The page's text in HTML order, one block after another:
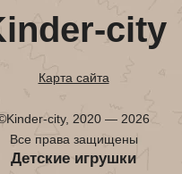
city
Карта сайта
city, 2020 — 2026
Все права защищены
Детские игрушки